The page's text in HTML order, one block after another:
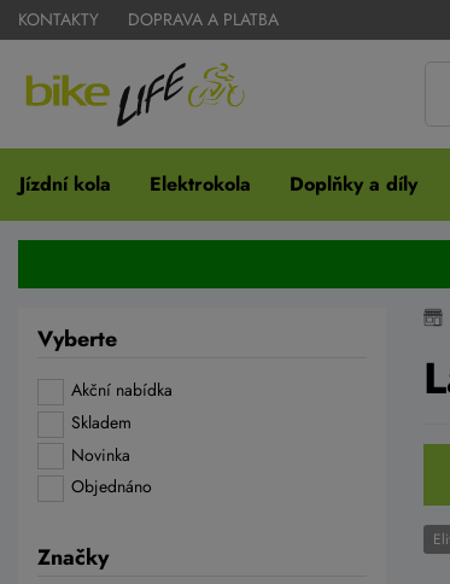
KONTAKTY DOPRAVA A PLATBA
Jízdní kola Elektrokola Doplňky a díly
Vyberte
Akční nabídka
Skladem
Novinka
Objednáno
Značky